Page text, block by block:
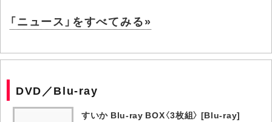
「ニュース」をすべてみる»
DVD／Blu-ray
すいか Blu-ray BOX〈3枚組〉 [Blu-ray]